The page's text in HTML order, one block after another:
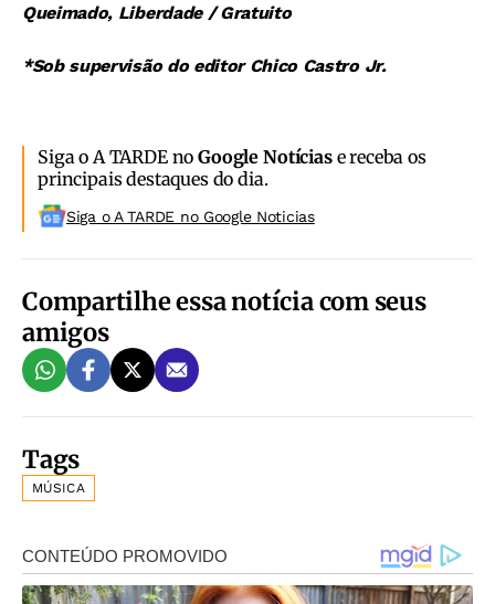
Queimado, Liberdade / Gratuito
*Sob supervisão do editor Chico Castro Jr.
Siga o A TARDE noGoogle Notíciase receba os
principais destaques do dia.
Siga o A TARDE no Google Noticias
Compartilhe essa notícia com seus
amigos
Tags
MÚSICA